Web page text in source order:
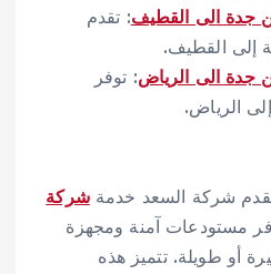
الى القطيف: تقدم
إلى القطيف.
الى الرياض: توفر
الرياض.
شركة السعد خدمةشركة
مستودعات آمنة ومجهزة
أو طويلة. تتميز هذه